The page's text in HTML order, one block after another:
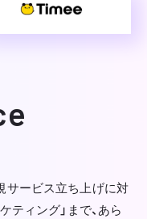
サービス立ち上げに対
ティング」まで、あら